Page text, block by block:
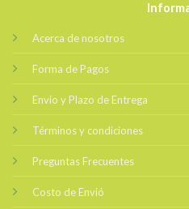
Acerca de nosotros
Forma de Pagos
Envio y Plazo de Entrega
Términos y condiciones
Preguntas Frecuentes
Costo de Envió